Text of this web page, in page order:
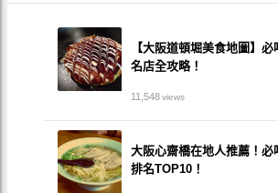
【大阪道頓堀美食地圖】
名店全攻略！
11,548views
大阪心齋橋在地人推薦！必
排名TOP10！